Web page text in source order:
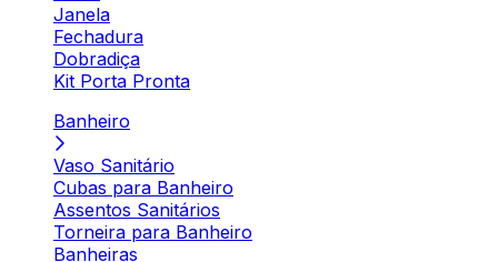
Janela
Fechadura
Dobradiça
Kit Porta Pronta
Banheiro
Vaso Sanitário
Cubas para Banheiro
Assentos Sanitários
Torneira para Banheiro
Banheiras